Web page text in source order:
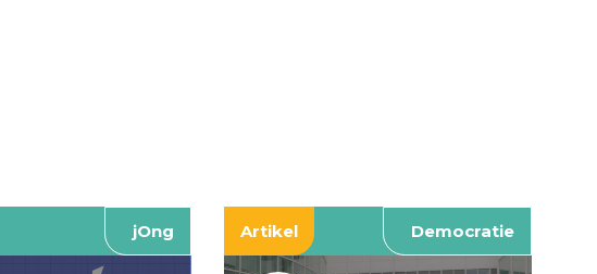
jOng Artikel Democratie